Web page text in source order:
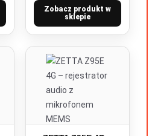
Zobacz produkt w
sklepie